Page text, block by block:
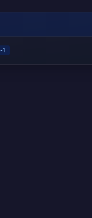
1